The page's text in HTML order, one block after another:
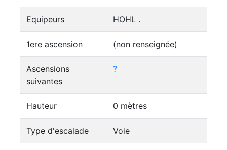
Equipeurs HOHL .
1ere ascension (non renseignée)
Ascensions
suivantes
?
Hauteur 0 mètres
Type d'escalade Voie